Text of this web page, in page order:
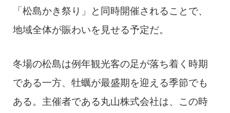
「松島かき祭り」と同時開催されることで、
地域全体が賑わいを見せる予定だ。
冬場の松島は例年観光客の足が落ち着く時期
である一方、牡蠣が最盛期を迎える季節でも
ある。主催者である丸山株式会社は、この時